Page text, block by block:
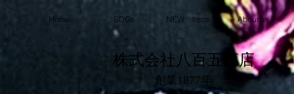
Home SDGs NEW Items About us
株式会社八百五商店
​創業1877年